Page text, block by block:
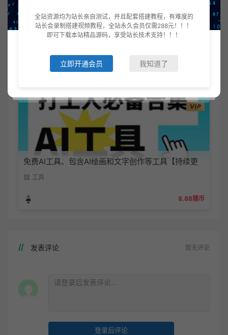
360行学习类app应用大全、做菜、驾考、题库、外
免费AI工具、包含AI绘画和文字创作等工具【持续更
新】工具
8.88猿币
发表评论 暂无评论
登录后评论
全站资源均为站长亲自测试，并且配套搭建教程，有难度的
站长会录制搭建视频教程，全站永久会员仅需288元！！！
即可下载本站精品源码，享受站长技术支持！！！
立即开通会员 我知道了